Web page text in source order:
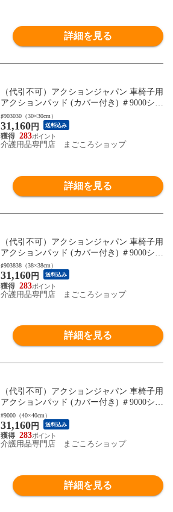
詳細を見る
（代引不可）アクションジャパン 車椅子用
アクションパッド (カバー付き) ＃9000シリ
ーズ (車いす用クッション 床ずれ防止) 介
護用品
♯903030（30×30cm）
31,160円 送料込み
283
介護用品専門店 まごころショップ
詳細を見る
（代引不可）アクションジャパン 車椅子用
アクションパッド (カバー付き) ＃9000シリ
ーズ (車いす用クッション 床ずれ防止) 介
護用品
♯903838（38×38cm）
31,160円 送料込み
283
介護用品専門店 まごころショップ
詳細を見る
（代引不可）アクションジャパン 車椅子用
アクションパッド (カバー付き) ＃9000シリ
ーズ (車いす用クッション 床ずれ防止) 介
護用品
#9000（40×40cm）
31,160円 送料込み
283
介護用品専門店 まごころショップ
詳細を見る